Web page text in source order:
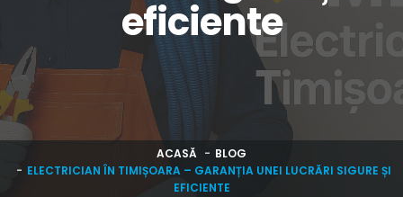
eficiente
ACASĂ
BLOG
ELECTRICIAN ÎN TIMIȘOARA – GARANȚIA UNEI LUCRĂRI SIGURE ȘI
EFICIENTE